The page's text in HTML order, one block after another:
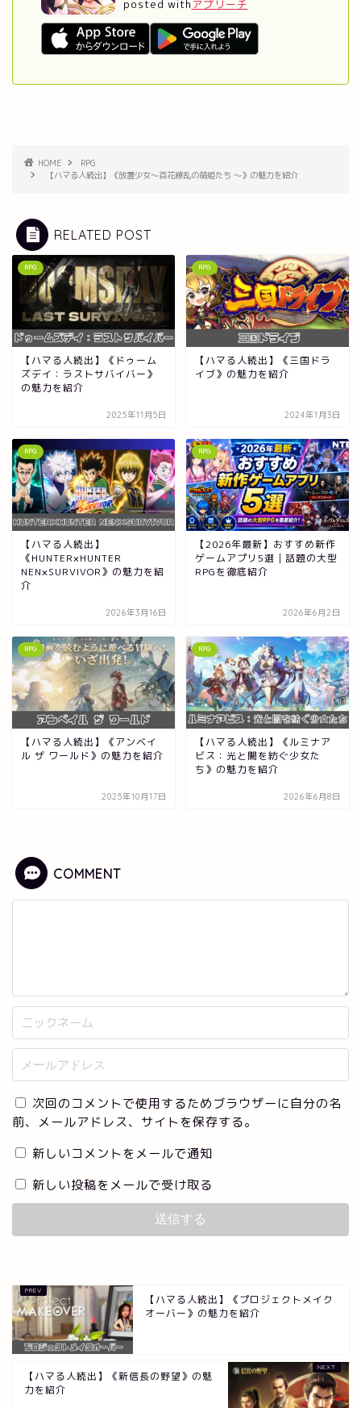
posted with アプリーチ
HOME
RPG
【ハマる人続出】《放置少女～百花繚乱の萌姫たち ～》の魅力を紹介
RELATED POST
RPG
【ハマる人続出】《ドゥーム
ズデイ：ラストサバイバー》
の魅力を紹介
2025年11月5日
RPG
【ハマる人続出】《三国ドラ
イブ》の魅力を紹介
2024年1月3日
RPG
【ハマる人続出】
《HUNTER×HUNTER
NEN×SURVIVOR》の魅力を紹
介
2026年3月16日
RPG
【2026年最新】おすすめ新作
ゲームアプリ5選｜話題の大型
RPGを徹底紹介
2026年6月2日
RPG
【ハマる人続出】《アンベイ
ル ザ ワールド》の魅力を紹介
2025年10月17日
RPG
【ハマる人続出】《ルミナア
ビス：光と闇を紡ぐ少女た
ち》の魅力を紹介
2026年6月8日
COMMENT
次回のコメントで使用するためブラウザーに自分の名
前、メールアドレス、サイトを保存する。
新しいコメントをメールで通知
新しい投稿をメールで受け取る
【ハマる人続出】《プロジェクトメイク
オーバー》の魅力を紹介
【ハマる人続出】《新信長の野望》の魅
力を紹介